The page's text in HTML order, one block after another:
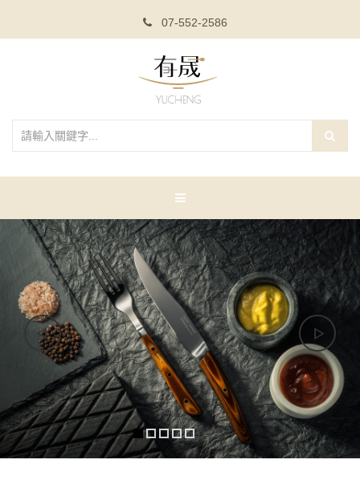
07-552-2586